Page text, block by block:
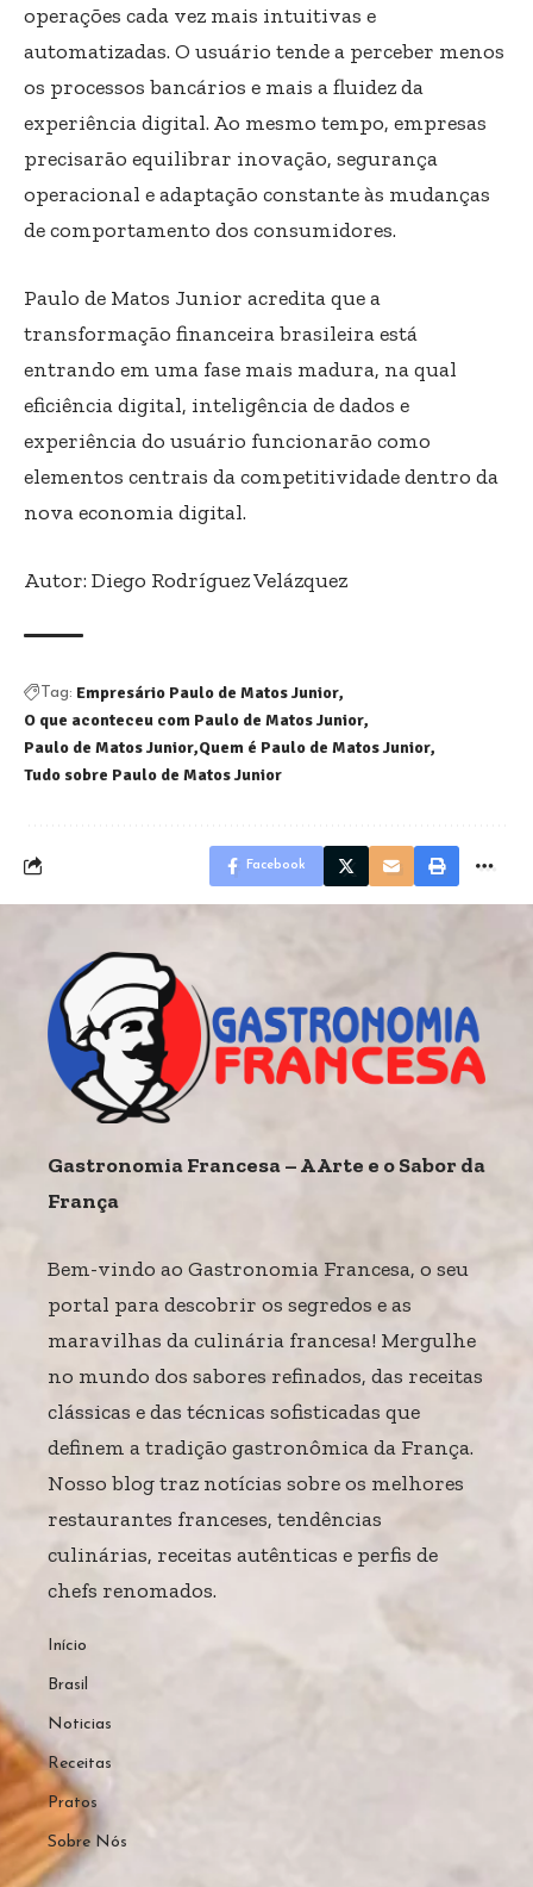
operações cada vez mais intuitivas e
automatizadas. O usuário tende a perceber menos
os processos bancários e mais a fluidez da
experiência digital. Ao mesmo tempo, empresas
precisarão equilibrar inovação, segurança
operacional e adaptação constante às mudanças
de comportamento dos consumidores.
Paulo de Matos Junior acredita que a
transformação financeira brasileira está
entrando em uma fase mais madura, na qual
eficiência digital, inteligência de dados e
experiência do usuário funcionarão como
elementos centrais da competitividade dentro da
nova economia digital.
Autor: Diego Rodríguez Velázquez
Tag: Empresário Paulo de Matos Junior
O que aconteceu com Paulo de Matos Junior
Paulo de Matos Junior Quem é Paulo de Matos Junior
Tudo sobre Paulo de Matos Junior
Facebook
Gastronomia Francesa – A Arte e o Sabor da
França
Bem-vindo ao Gastronomia Francesa, o seu
portal para descobrir os segredos e as
maravilhas da culinária francesa! Mergulhe
no mundo dos sabores refinados, das receitas
clássicas e das técnicas sofisticadas que
definem a tradição gastronômica da França.
Nosso blog traz notícias sobre os melhores
restaurantes franceses, tendências
culinárias, receitas autênticas e perfis de
chefs renomados.
Início
Brasil
Noticias
Receitas
Pratos
Sobre Nós